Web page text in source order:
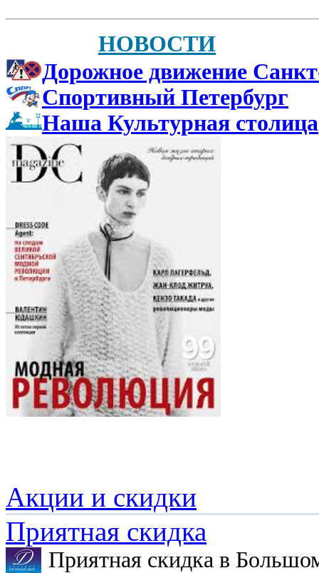
НОВОСТИ
Дорожное движение
Спортивный Петербург
Наша Культурная столица
Акции и скидки
Приятная скидка
Приятная скидка в